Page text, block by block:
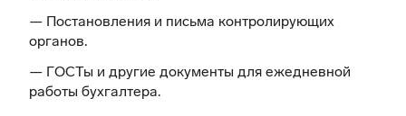
— Постановления и письма контролирующих
органов.
— ГОСТы и другие документы для ежедневной
работы бухгалтера.